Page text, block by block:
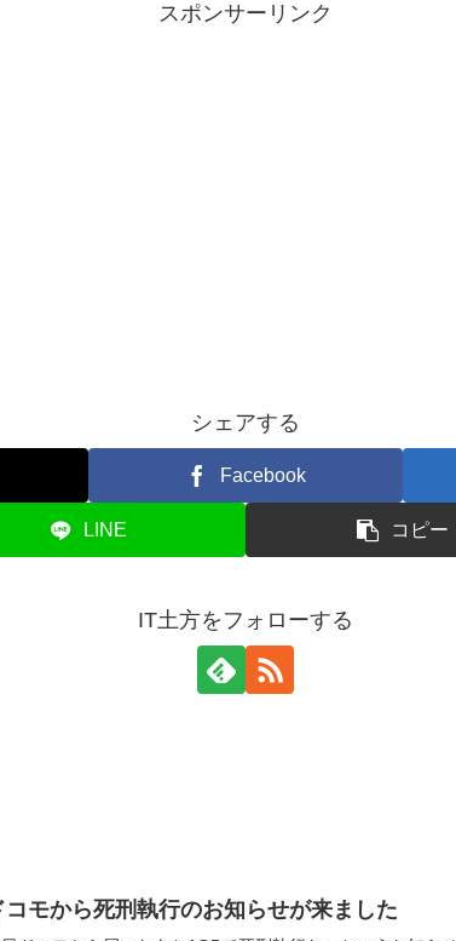
スポンサーリンク
シェアする
Facebook
LINE コピー
IT土方をフォローする
コモから死刑執行のお知らせが来ました